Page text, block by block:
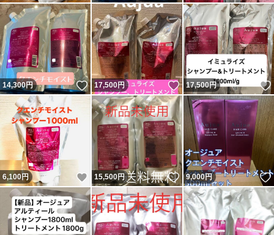
14,300円 いいね！
17,500円 いいね！
17,500円
6,100円 いいね！
15,500円 いいね！
9,000円